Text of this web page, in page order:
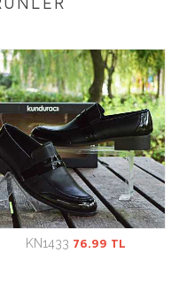
KN1433 76.99 TL